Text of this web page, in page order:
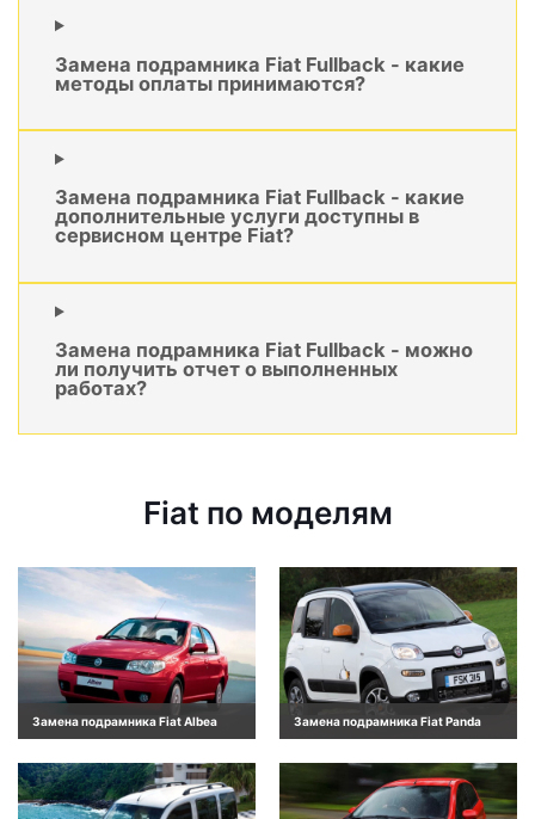
Замена подрамника Fiat Fullback - какие
методы оплаты принимаются?
Замена подрамника Fiat Fullback - какие
дополнительные услуги доступны в
сервисном центре Fiat?
Замена подрамника Fiat Fullback - можно
ли получить отчет о выполненных
работах?
Fiat по моделям
Замена подрамника Fiat Albea Замена подрамника Fiat Panda